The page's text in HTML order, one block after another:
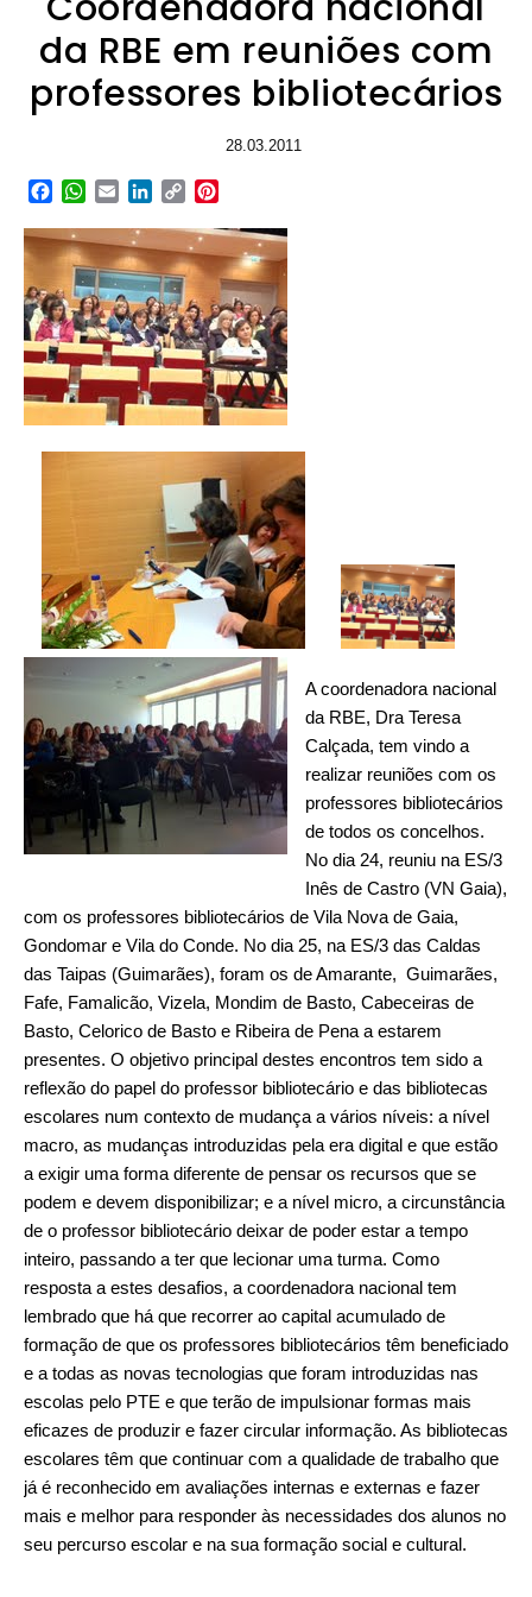
da RBE em reuniões com
professores bibliotecários
28.03.2011
Facebook
WhatsApp
EmailLinkedIn
Copy
A coordenadora nacional
da RBE, Dra Teresa
Calçada, tem vindo a
realizar reuniões com os
professores bibliotecários
de todos os concelhos.
No dia 24, reuniu na ES/3
Inês de Castro (VN Gaia),
com os professores bibliotecários de Vila Nova de Gaia,
Gondomar e Vila do Conde. No dia 25, na ES/3 das Caldas
das Taipas (Guimarães), foram os de Amarante, Guimarães,
Fafe, Famalicão, Vizela, Mondim de Basto, Cabeceiras de
Basto, Celorico de Basto e Ribeira de Pena a estarem
presentes. O objetivo principal destes encontros tem sido a
reflexão do papel do professor bibliotecário e das bibliotecas
escolares num contexto de mudança a vários níveis: a nível
macro, as mudanças introduzidas pela era digital e que estão
a exigir uma forma diferente de pensar os recursos que se
podem e devem disponibilizar; e a nível micro, a circunstância
de o professor bibliotecário deixar de poder estar a tempo
inteiro, passando a ter que lecionar uma turma. Como
resposta a estes desafios, a coordenadora nacional tem
lembrado que há que recorrer ao capital acumulado de
formação de que os professores bibliotecários têm beneficiado
e a todas as novas tecnologias que foram introduzidas nas
escolas pelo PTE e que terão de impulsionar formas mais
eficazes de produzir e fazer circular informação. As bibliotecas
escolares têm que continuar com a qualidade de trabalho que
já é reconhecido em avaliações internas e externas e fazer
mais e melhor para responder às necessidades dos alunos no
seu percurso escolar e na sua formação social e cultural.